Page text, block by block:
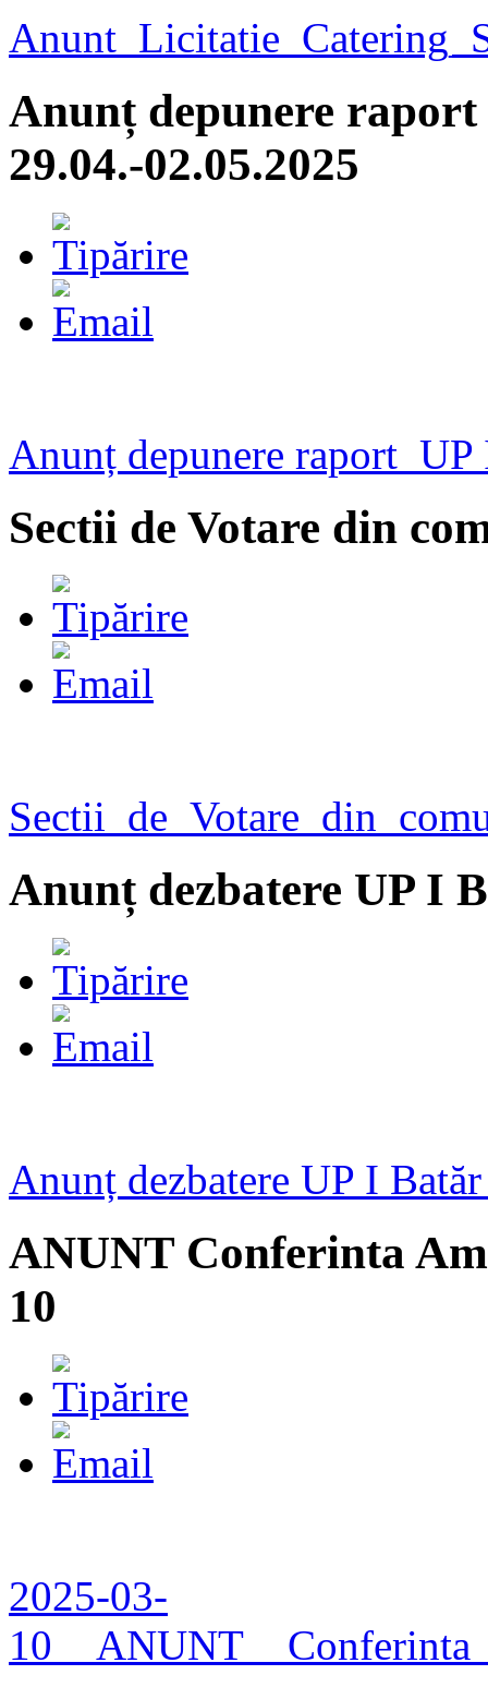
Anunț depunere
29.04.-02.05.2025
Anunț depunere raport
Sectii de Votare din
Anunț dezbatere UP I
Anunț dezbatere UP I
ANUNT Conferinta
10
2025-03-